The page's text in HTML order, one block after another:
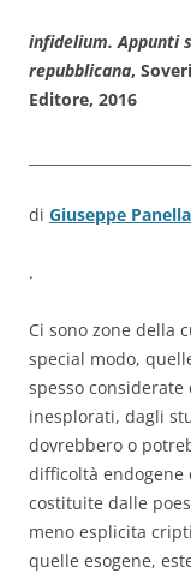
infidelium. Appunti
repubblicana,
Editore, 2016
di Giuseppe Panella
.
Ci sono zone della
special modo,
spesso
inesplorati, dagli
dovrebbero o
difficoltà endogene
costituite dalle
meno esplicita
quelle esogene,